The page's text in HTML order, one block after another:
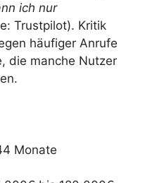
ich nur
Trustpilot). Kritik
häufiger Anrufe
die manche Nutzer
Monate